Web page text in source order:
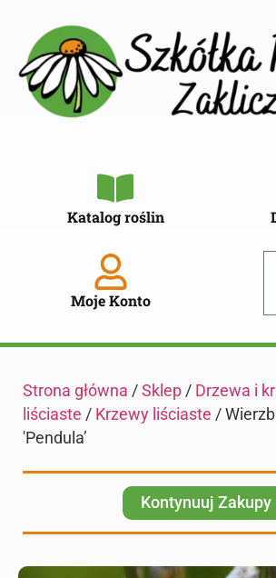
Katalog roślin
Moje Konto
Strona główna / Sklep / Drzewa i
liściaste / Krzewy liściaste /
'Pendula’
Kontynuuj Zakupy